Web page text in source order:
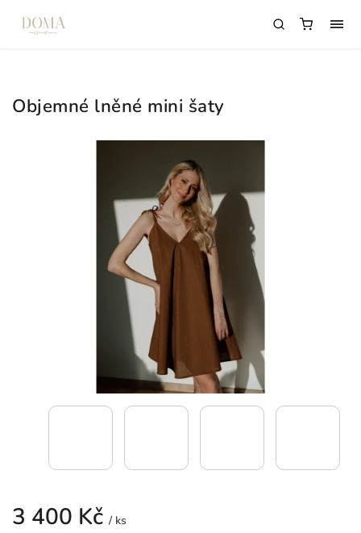
Objemné lněné mini šaty
3 400 Kč / ks